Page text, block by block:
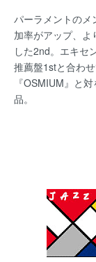
パーラメントのメ
加率がアップ、よ
した2nd。エキセ
推薦盤1stと合わ
『OSMIUM』と
品。